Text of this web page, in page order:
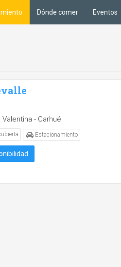
Dónde comer Eventos
- Carhué
Estacionamiento